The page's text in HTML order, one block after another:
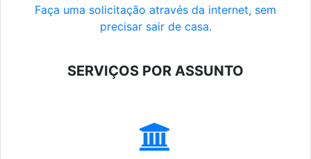
Faça uma solicitação através da internet, sem
precisar sair de casa.
SERVIÇOS POR ASSUNTO